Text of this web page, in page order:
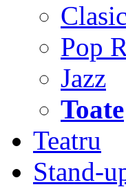
Pop
Jazz
Toate
Teatru
Stand-